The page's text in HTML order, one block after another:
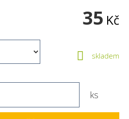
35 Kč
skladem
ks